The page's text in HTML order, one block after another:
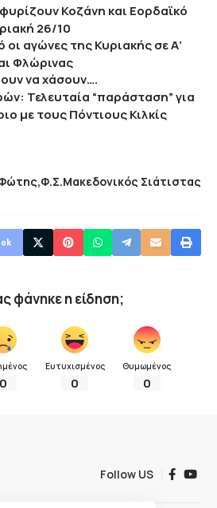
Κοζάνη και Εορδαϊκό
26/10
αγώνες της Κυριακής σε Α’
Φλώρινας
να χάσουν….
Τελευταία “παράσταση” για
με τους Πόντιους Κιλκίς
Φ.Σ.Μακεδονικός Σιάτιστας
φάνηκε η είδηση;
0
Ευτυχισμένος
0
Θυμωμένος
0
Follow US